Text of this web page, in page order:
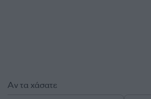
Αν τα χάσατε